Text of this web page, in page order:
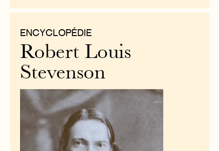
ENCYCLOPÉDIE
Robert Louis
Stevenson